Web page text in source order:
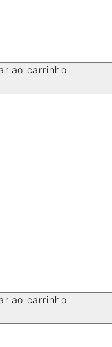
ao carrinho
ao carrinho